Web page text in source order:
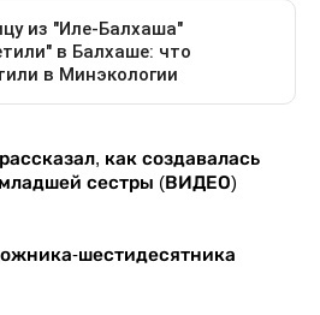
как создавалась
младшей сестры (ВИДЕО)
шестидесятника